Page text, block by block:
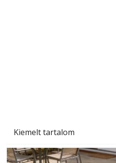
Kiemelt tartalom